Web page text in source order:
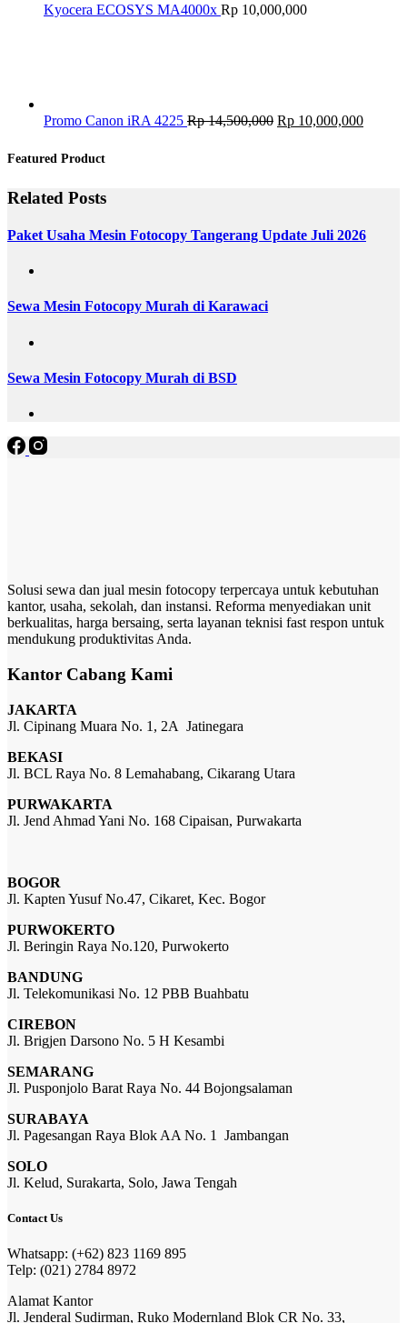
Kyocera ECOSYS MA4000x Rp 10,000,000
Promo Canon iRA 4225 Rp14,500,000 Original
Rp 10,000,000Current
Featured Product
Related Posts
Paket Usaha Mesin Fotocopy Tangerang Update Juli 2026
Sewa Mesin Fotocopy Murah di Karawaci
Sewa Mesin Fotocopy Murah di BSD
Solusi sewa dan jual mesin fotocopy terpercaya untuk kebutuhan
kantor, usaha, sekolah, dan instansi. Reforma menyediakan unit
berkualitas, harga bersaing, serta layanan teknisi fast respon untuk
mendukung produktivitas Anda.
Kantor Cabang Kami
JAKARTA
Jl. Cipinang Muara No. 1, 2A Jatinegara
BEKASI
Jl. BCL Raya No. 8 Lemahabang, Cikarang Utara
PURWAKARTA
Jl. Jend Ahmad Yani No. 168 Cipaisan, Purwakarta
BOGOR
Jl. Kapten Yusuf No.47, Cikaret, Kec. Bogor
PURWOKERTO
Jl. Beringin Raya No.120, Purwokerto
BANDUNG
Jl. Telekomunikasi No. 12 PBB Buahbatu
CIREBON
Jl. Brigjen Darsono No. 5 H Kesambi
SEMARANG
Jl. Pusponjolo Barat Raya No. 44 Bojongsalaman
SURABAYA
Jl. Pagesangan Raya Blok AA No. 1 Jambangan
SOLO
Jl. Kelud, Surakarta, Solo, Jawa Tengah
Contact Us
Whatsapp: (+62) 823 1169 895
Telp: (021) 2784 8972
Alamat Kantor
Jl. Jenderal Sudirman, Ruko Modernland Blok CR No. 33,